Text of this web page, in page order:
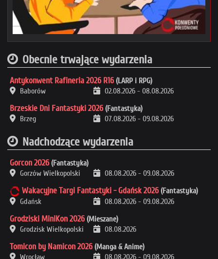
Obecnie trwające wydarzenia
Antykonwent Rafineria 2026 R16 (LARP i RPG)
Baborów
02.08.2026 - 08.08.2026
Brzeskie Dni Fantastyki 2026 (Fantastyka)
Brzeg
07.08.2026 - 09.08.2026
Nadchodzące wydarzenia
Gorcon 2026 (Fantastyka)
Gorzów Wielkopolski
08.08.2026 - 09.08.2026
Wakacyjne Targi Fantastyki - Gdańsk 2026 (Fantastyka)
Gdańsk
08.08.2026 - 09.08.2026
Grodziski MiniKon 2026 (Mieszane)
Grodzisk Wielkopolski
08.08.2026
Tomicon by Namicon 2026 (Manga & Anime)
Wrocław
08.08.2026 - 09.08.2026